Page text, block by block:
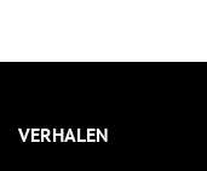
VERHALEN